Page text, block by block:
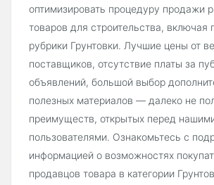
оптимизировать процедуру продажи
товаров для строительства, включая
рубрики Грунтовки. Лучшие цены от
поставщиков, отсутствие платы за
объявлений, большой выбор
полезных материалов — далеко не
преимуществ, открытых перед
пользователями. Ознакомьтесь с
информацией о возможностях
продавцов товара в категории